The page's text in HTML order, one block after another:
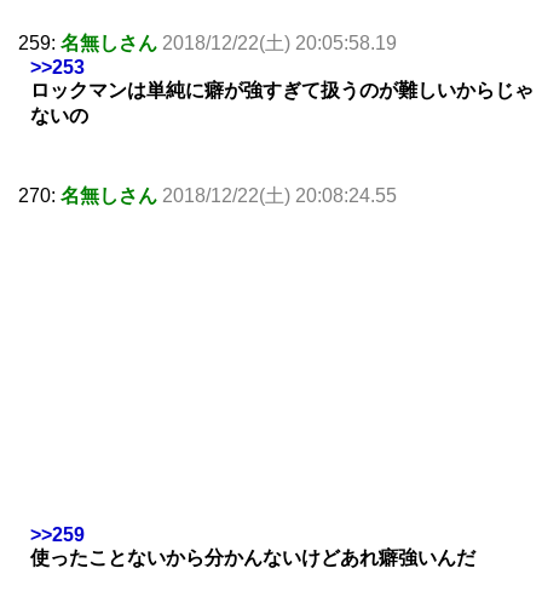
259: 名無しさん 2018/12/22(土) 20:05:58.19
>>253
ロックマンは単純に癖が強すぎて扱うのが難しいからじゃ
ないの
270: 名無しさん 2018/12/22(土) 20:08:24.55
>>259
使ったことないから分かんないけどあれ癖強いんだ